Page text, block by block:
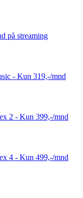
på streaming
- Kun 319,-/mnd
2 - Kun 399,-/mnd
4 - Kun 499,-/mnd